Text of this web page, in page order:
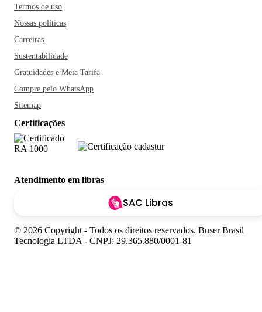
Termos de uso
Nossas políticas
Carreiras
Sustentabilidade
Gratuidades e Meia Tarifa
Compre pelo WhatsApp
Sitemap
Certificações
Atendimento em libras
SAC Libras
© 2026 Copyright - Todos os direitos reservados. Buser Brasil
Tecnologia LTDA - CNPJ: 29.365.880/0001-81